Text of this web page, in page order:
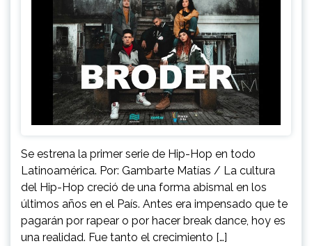
Se estrena la primer serie de Hip-Hop en todo
Latinoamérica. Por: Gambarte Matías / La cultura
del Hip-Hop creció de una forma abismal en los
últimos años en el País. Antes era impensado que te
pagarán por rapear o por hacer break dance, hoy es
una realidad. Fue tanto el crecimiento […]